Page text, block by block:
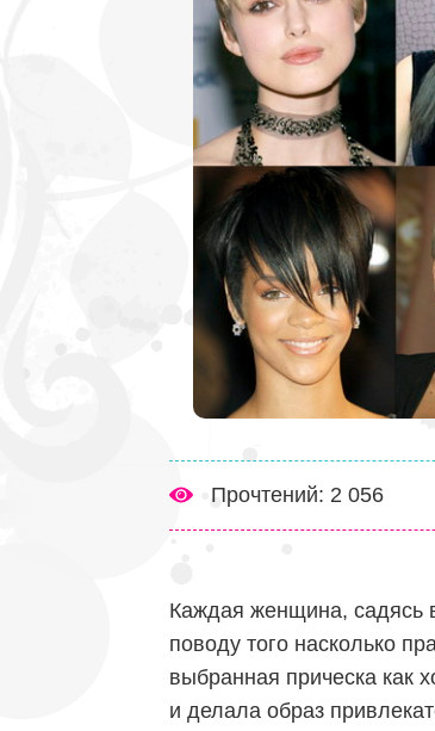
Прочтений: 2 056
Каждая женщина, садясь
поводу того насколько
выбранная прическа как
и делала образ